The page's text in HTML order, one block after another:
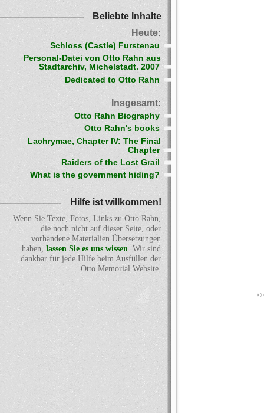
Beliebte Inhalte
Heute:
Schloss (Castle) Furstenau
Personal-Datei von Otto Rahn aus
Stadtarchiv, Michelstadt. 2007
Dedicated to Otto Rahn
Insgesamt:
Otto Rahn Biography
Otto Rahn's books
Lachrymae, Chapter IV: The Final
Chapter
Raiders of the Lost Grail
What is the government hiding?
Hilfe ist willkommen!
Wenn Sie Texte, Fotos, Links zu Otto Rahn,
die noch nicht auf dieser Seite, oder
vorhandene Materialien Übersetzungen
haben, lassen Sie es uns wissen. Wir sind
dankbar für jede Hilfe beim Ausfüllen der
Otto Memorial Website.
©